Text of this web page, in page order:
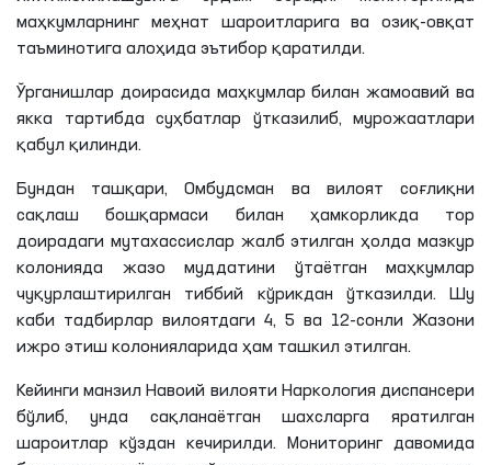
шакллантириш ҳамда озодликка чиққанидан сўнг,
маҳкумларнинг меҳнат шароитларига ва озиқ-овқат
таъминотига алоҳида эътибор қаратилди.
якка тартибда суҳбатлар ўтказилиб, мурожаатлари
қабул қилинди.
Бундан ташқари, Омбудсман ва вилоят соғлиқни
сақлаш бошқармаси билан ҳамкорликда тор
доирадаги мутахассислар жалб этилган ҳолда мазкур
каби тадбирлар вилоятдаги 4, 5 ва 12-сонли Жазони
ижро этиш колонияларида ҳам ташкил этилган.